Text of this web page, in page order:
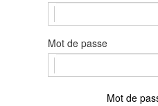
Mot de passe
Mot de